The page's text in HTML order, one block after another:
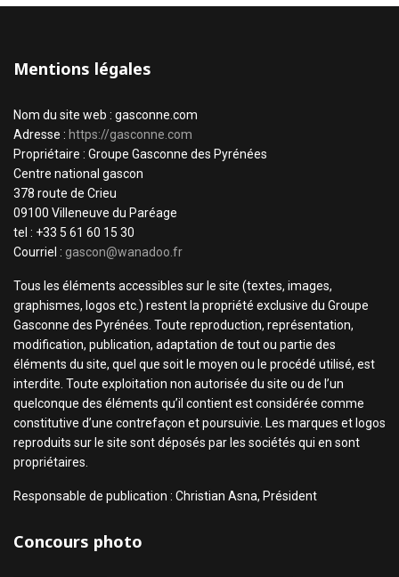
Mentions légales
Nom du site web : gasconne.com
Adresse : https://gasconne.com
Propriétaire : Groupe Gasconne des Pyrénées
Centre national gascon
378 route de Crieu
09100 Villeneuve du Paréage
tel : +33 5 61 60 15 30
Courriel : gascon@wanadoo.fr
Tous les éléments accessibles sur le site (textes, images,
graphismes, logos etc.) restent la propriété exclusive du Groupe
Gasconne des Pyrénées. Toute reproduction, représentation,
modification, publication, adaptation de tout ou partie des
éléments du site, quel que soit le moyen ou le procédé utilisé, est
interdite. Toute exploitation non autorisée du site ou de l’un
quelconque des éléments qu’il contient est considérée comme
constitutive d’une contrefaçon et poursuivie. Les marques et logos
reproduits sur le site sont déposés par les sociétés qui en sont
propriétaires.
Responsable de publication : Christian Asna, Président
Concours photo